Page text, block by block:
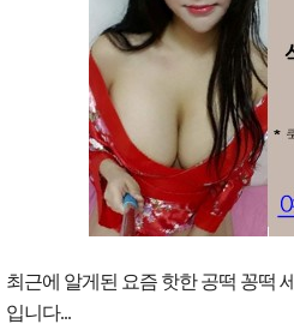
최근에 알게된 요즘 핫한 공떡 꽁떡
입니다...